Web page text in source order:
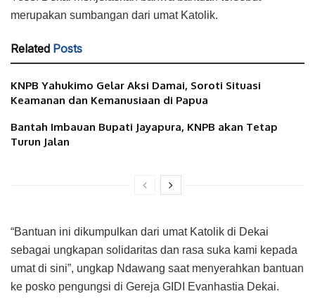
merupakan sumbangan dari umat Katolik.
Related Posts
KNPB Yahukimo Gelar Aksi Damai, Soroti Situasi
Keamanan dan Kemanusiaan di Papua
Bantah Imbauan Bupati Jayapura, KNPB akan Tetap
Turun Jalan
“Bantuan ini dikumpulkan dari umat Katolik di Dekai
sebagai ungkapan solidaritas dan rasa suka kami kepada
umat di sini”, ungkap Ndawang saat menyerahkan bantuan
ke posko pengungsi di Gereja GIDI Evanhastia Dekai.